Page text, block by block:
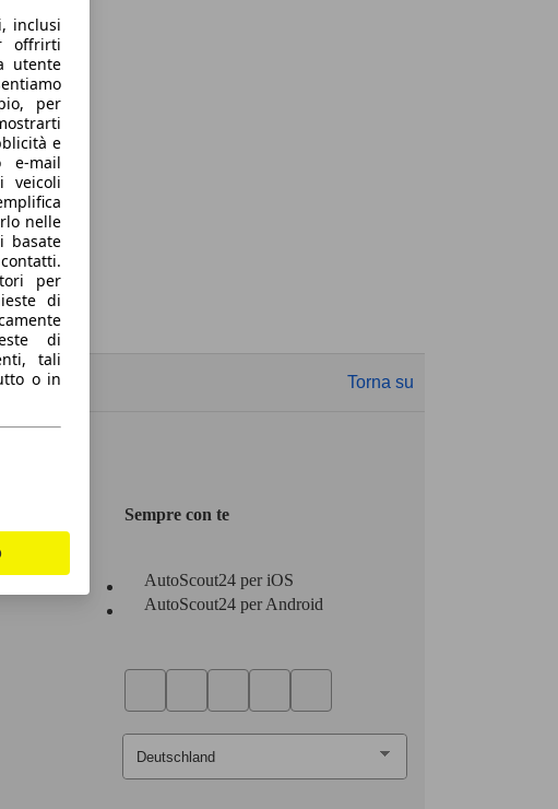
Torna su
Sempre con te
AutoScout24 per iOS
AutoScout24 per Android
inclusi
offrirti
utente
per
e
e-mail
veicoli
nelle
basate
per
di
di
tali
o in